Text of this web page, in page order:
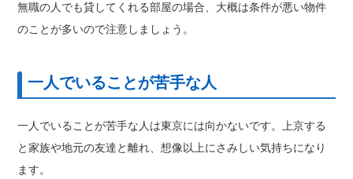
無職の人でも貸してくれる部屋の場合、大概は条件が悪い物件
のことが多いので注意しましょう。
一人でいることが苦手な人
一人でいることが苦手な人は東京には向かないです。上京する
と家族や地元の友達と離れ、想像以上にさみしい気持ちになり
ます。